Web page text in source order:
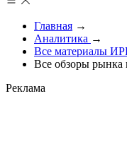
Главная →
Аналитика →
Все материалы
Все обзоры рынка
Реклама